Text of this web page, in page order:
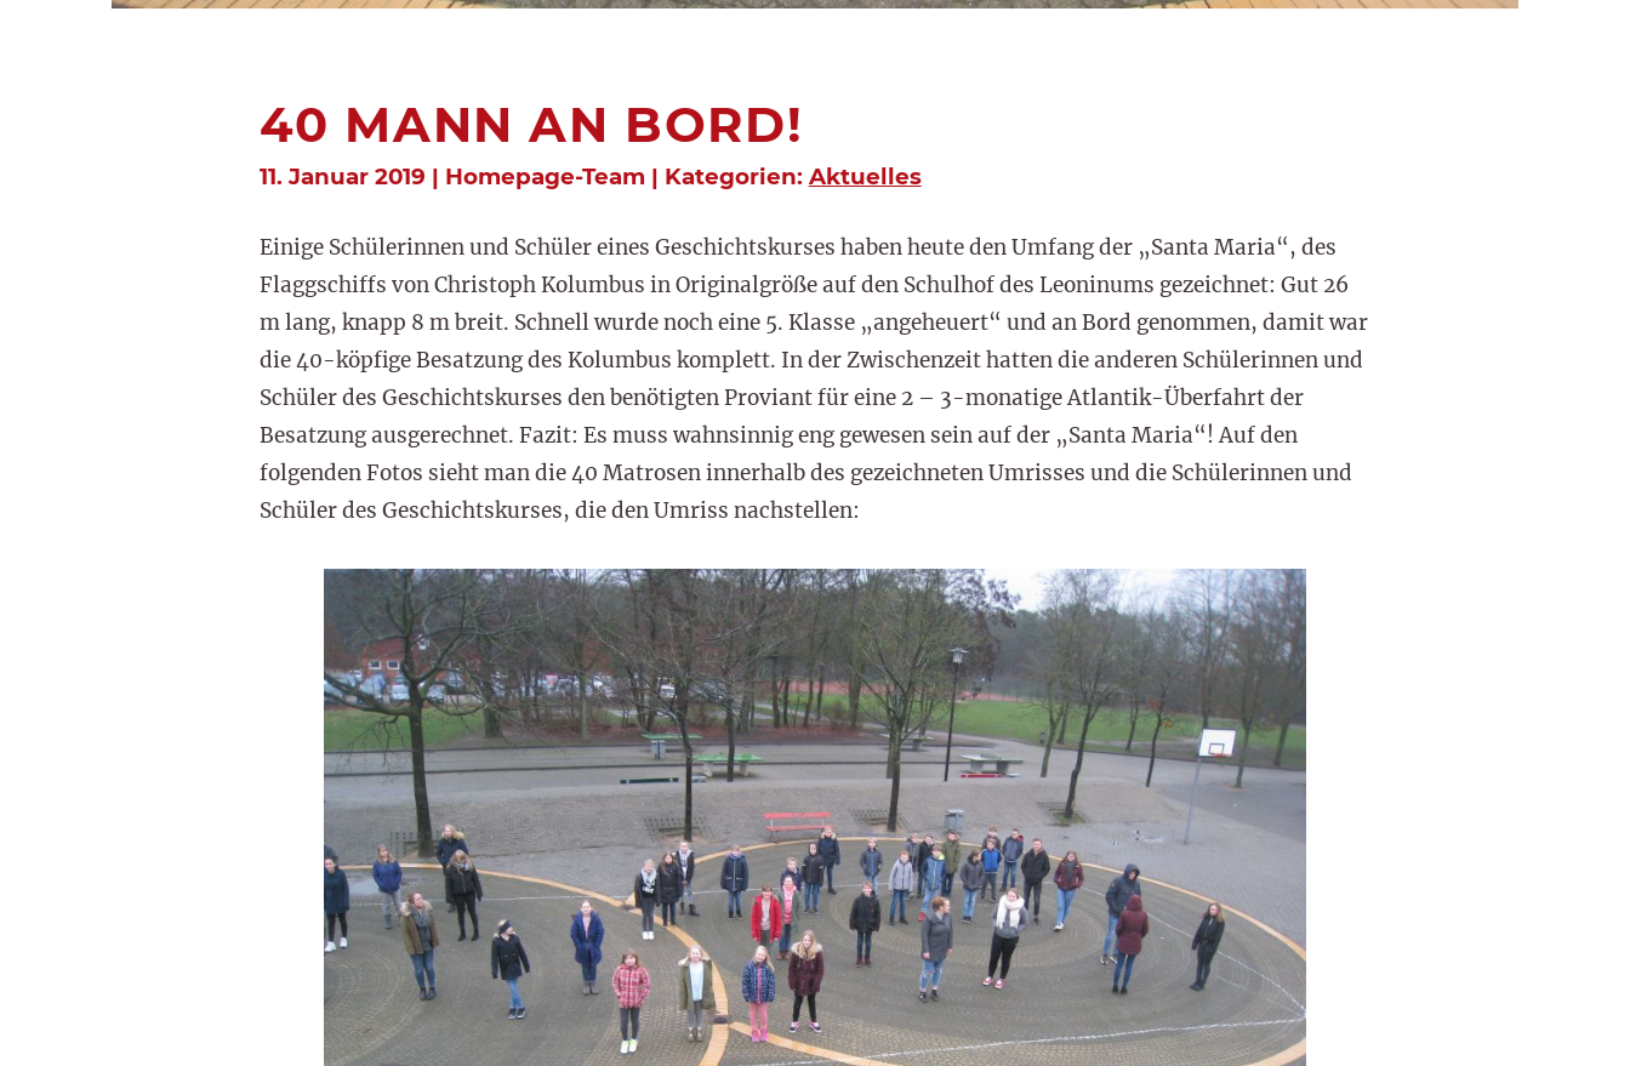
40 MANN AN BORD!
11. Januar 2019 | Homepage-Team | Kategorien: Aktuelles
Einige Schülerinnen und Schüler eines Geschichtskurses haben heute den Umfang der „Santa Maria“, des
Flaggschiffs von Christoph Kolumbus in Originalgröße auf den Schulhof des Leoninums gezeichnet: Gut 26
m lang, knapp 8 m breit. Schnell wurde noch eine 5. Klasse „angeheuert“ und an Bord genommen, damit war
die 40-köpfige Besatzung des Kolumbus komplett. In der Zwischenzeit hatten die anderen Schülerinnen und
Schüler des Geschichtskurses den benötigten Proviant für eine 2 – 3-monatige Atlantik-Überfahrt der
Besatzung ausgerechnet. Fazit: Es muss wahnsinnig eng gewesen sein auf der „Santa Maria“! Auf den
folgenden Fotos sieht man die 40 Matrosen innerhalb des gezeichneten Umrisses und die Schülerinnen und
Schüler des Geschichtskurses, die den Umriss nachstellen: